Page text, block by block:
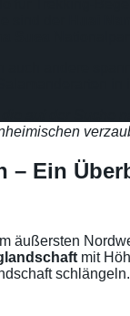
auch andere
auf der Suche
– Ein
äußersten
mit
schlängeln.